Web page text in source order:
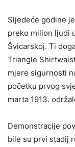
Sljedeće godine
preko milion ljudi
Švicarskoj. Ti
Triangle
mjere sigurnosti
početku prvog
marta 1913.
Demonstracije
bile su prvi stadij